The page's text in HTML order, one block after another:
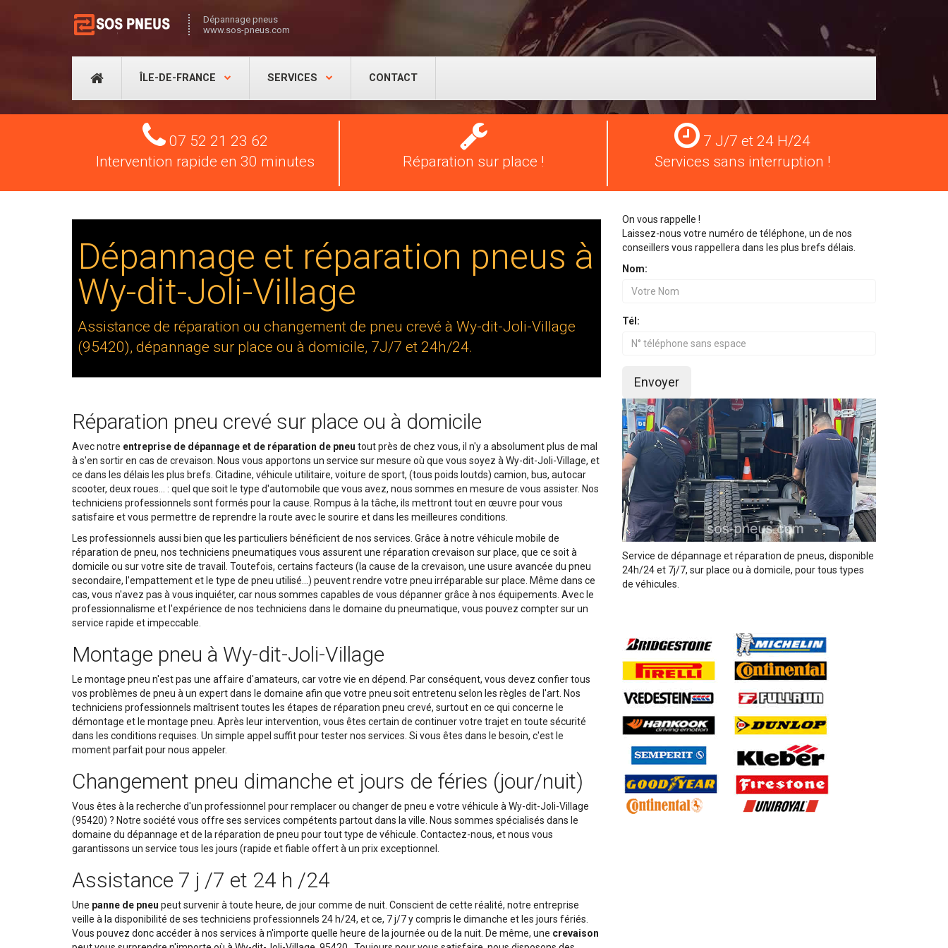
Dépannage pneus
www.sos-pneus.com
ÎLE-DE-FRANCE SERVICES CONTACT
Tel
07 52 21 23 62
Intervention rapide en 30 minutes
Réparation
pneus
Réparation sur place !
Services
24
H/24
7 J/7 et 24 H/24
Services sans interruption !
Dépannage et réparation pneus à
Wy-dit-Joli-Village
Assistance de réparation ou changement de pneu crevé à Wy-dit-Joli-Village
(95420), dépannage sur place ou à domicile, 7J/7 et 24h/24.
Réparation pneu crevé sur place ou à domicile
Avec notre entreprise de dépannage et de réparation de pneu tout près de chez vous, il n'y a absolument plus de mal
à s'en sortir en cas de crevaison. Nous vous apportons un service sur mesure où que vous soyez à Wy-dit-Joli-Village, et
ce dans les délais les plus brefs. Citadine, véhicule utilitaire, voiture de sport, (tous poids loutds) camion, bus, autocar
scooter, deux roues… : quel que soit le type d'automobile que vous avez, nous sommes en mesure de vous assister. Nos
techniciens professionnels sont formés pour la cause. Rompus à la tâche, ils mettront tout en œuvre pour vous
satisfaire et vous permettre de reprendre la route avec le sourire et dans les meilleures conditions.
Les professionnels aussi bien que les particuliers bénéficient de nos services. Grâce à notre véhicule mobile de
réparation de pneu, nos techniciens pneumatiques vous assurent une réparation crevaison sur place, que ce soit à
domicile ou sur votre site de travail. Toutefois, certains facteurs (la cause de la crevaison, une usure avancée du pneu
secondaire, l'empattement et le type de pneu utilisé…) peuvent rendre votre pneu irréparable sur place. Même dans ce
cas, vous n'avez pas à vous inquiéter, car nous sommes capables de vous dépanner grâce à nos équipements. Avec le
professionnalisme et l'expérience de nos techniciens dans le domaine du pneumatique, vous pouvez compter sur un
service rapide et impeccable.
Montage pneu à Wy-dit-Joli-Village
Le montage pneu n'est pas une affaire d'amateurs, car votre vie en dépend. Par conséquent, vous devez confier tous
vos problèmes de pneu à un expert dans le domaine afin que votre pneu soit entretenu selon les règles de l'art. Nos
techniciens professionnels maîtrisent toutes les étapes de réparation pneu crevé, surtout en ce qui concerne le
démontage et le montage pneu. Après leur intervention, vous êtes certain de continuer votre trajet en toute sécurité
dans les conditions requises. Un simple appel suffit pour tester nos services. Si vous êtes dans le besoin, c'est le
moment parfait pour nous appeler.
Changement pneu dimanche et jours de féries (jour/nuit)
Vous êtes à la recherche d'un professionnel pour remplacer ou changer de pneu e votre véhicule à Wy-dit-Joli-Village
(95420) ? Notre société vous offre ses services compétents partout dans la ville. Nous sommes spécialisés dans le
domaine du dépannage et de la réparation de pneu pour tout type de véhicule. Contactez-nous, et nous vous
garantissons un service tous les jours (rapide et fiable offert à un prix exceptionnel.
Assistance 7 j /7 et 24 h /24
Une panne de pneu peut survenir à toute heure, de jour comme de nuit. Conscient de cette réalité, notre entreprise
veille à la disponibilité de ses techniciens professionnels 24 h/24, et ce, 7 j/7 y compris le dimanche et les jours fériés.
Vous pouvez donc accéder à nos services à n'importe quelle heure de la journée ou de la nuit. De même, une crevaison
On vous rappelle !
Laissez-nous votre numéro de téléphone, un de nos
conseillers vous rappellera dans les plus brefs délais.
Nom:
Tél:
Envoyer
Service de dépannage et réparation de pneus, disponible
24h/24 et 7j/7, sur place ou à domicile, pour tous types
de véhicules.